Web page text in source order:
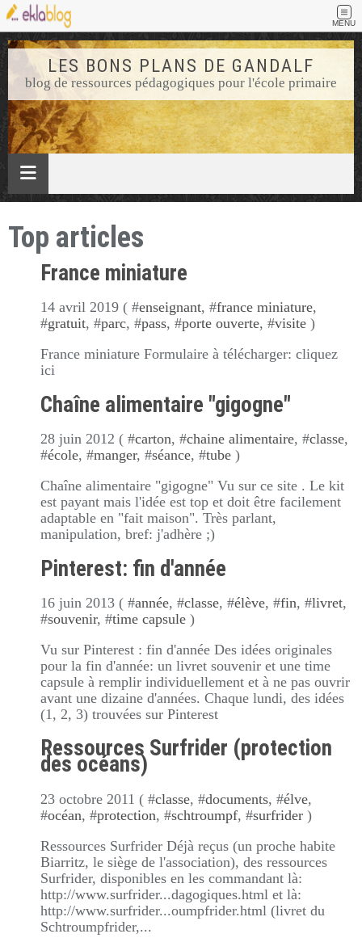
MENU
LES BONS PLANS DE GANDALF
blog de ressources pédagogiques pour l'école primaire
Top articles
France miniature
14 avril 2019 ( #enseignant, #france miniature,
#gratuit, #parc, #pass, #porte ouverte, #visite )
France miniature Formulaire à télécharger: cliquez
ici
Chaîne alimentaire "gigogne"
28 juin 2012 ( #carton, #chaine alimentaire, #classe,
#école, #manger, #séance, #tube )
Chaîne alimentaire "gigogne" Vu sur ce site . Le kit
est payant mais l'idée est top et doit être facilement
adaptable en "fait maison". Très parlant,
manipulation, bref: j'adhère ;)
Pinterest: fin d'année
16 juin 2013 ( #année, #classe, #élève, #fin, #livret,
#souvenir, #time capsule )
Vu sur Pinterest : fin d'année Des idées originales
pour la fin d'année: un livret souvenir et une time
capsule à remplir individuellement et à ne pas ouvrir
avant une dizaine d'années. Chaque lundi, des idées
(1, 2, 3) trouvées sur Pinterest
Ressources Surfrider (protection
des océans)
23 octobre 2011 ( #classe, #documents, #élve,
#océan, #protection, #schtroumpf, #surfrider )
Ressources Surfrider Déjà reçus (un proche habite
Biarritz, le siège de l'association), des ressources
Surfrider, disponibles en les commandant là:
http://www.surfrider...dagogiques.html et là:
http://www.surfrider...oumpfrider.html (livret du
Schtroumpfrider,...